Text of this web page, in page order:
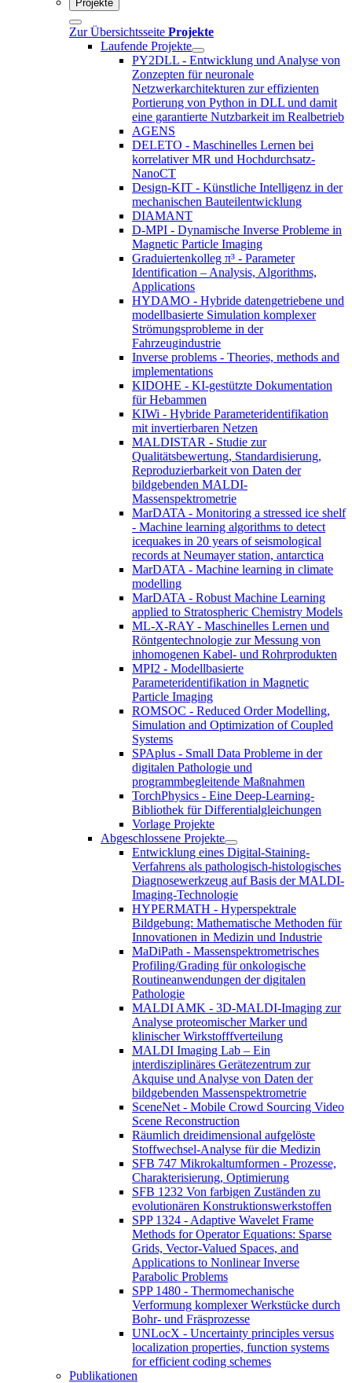
Projekte
Zur Übersichtsseite Projekte
Laufende Projekte
PY2DLL - Entwicklung und Analyse von
Zonzepten für neuronale
Netzwerkarchitekturen zur effizienten
Portierung von Python in DLL und damit
eine garantierte Nutzbarkeit im Realbetrieb
AGENS
DELETO - Maschinelles Lernen bei
korrelativer MR und Hochdurchsatz-
NanoCT
Design-KIT - Künstliche Intelligenz in der
mechanischen Bauteilentwicklung
DIAMANT
D-MPI - Dynamische Inverse Probleme in
Magnetic Particle Imaging
Graduiertenkolleg π³ - Parameter
Identification – Analysis, Algorithms,
Applications
HYDAMO - Hybride datengetriebene und
modellbasierte Simulation komplexer
Strömungsprobleme in der
Fahrzeugindustrie
Inverse problems - Theories, methods and
implementations
KIDOHE - KI-gestützte Dokumentation
für Hebammen
KIWi - Hybride Parameteridentifikation
mit invertierbaren Netzen
MALDISTAR - Studie zur
Qualitätsbewertung, Standardisierung,
Reproduzierbarkeit von Daten der
bildgebenden MALDI-
Massenspektrometrie
MarDATA - Monitoring a stressed ice shelf
- Machine learning algorithms to detect
icequakes in 20 years of seismological
records at Neumayer station, antarctica
MarDATA - Machine learning in climate
modelling
MarDATA - Robust Machine Learning
applied to Stratospheric Chemistry Models
ML-X-RAY - Maschinelles Lernen und
Röntgentechnologie zur Messung von
inhomogenen Kabel- und Rohrprodukten
MPI2 - Modellbasierte
Parameteridentifikation in Magnetic
Particle Imaging
ROMSOC - Reduced Order Modelling,
Simulation and Optimization of Coupled
Systems
SPAplus - Small Data Probleme in der
digitalen Pathologie und
programmbegleitende Maßnahmen
TorchPhysics - Eine Deep-Learning-
Bibliothek für Differentialgleichungen
Vorlage Projekte
Abgeschlossene Projekte
Entwicklung eines Digital-Staining-
Verfahrens als pathologisch-histologisches
Diagnosewerkzeug auf Basis der MALDI-
Imaging-Technologie
HYPERMATH - Hyperspektrale
Bildgebung: Mathematische Methoden für
Innovationen in Medizin und Industrie
MaDiPath - Massenspektrometrisches
Profiling/Grading für onkologische
Routineanwendungen der digitalen
Pathologie
MALDI AMK - 3D-MALDI-Imaging zur
Analyse proteomischer Marker und
klinischer Wirkstofffverteilung
MALDI Imaging Lab – Ein
interdisziplinäres Gerätezentrum zur
Akquise und Analyse von Daten der
bildgebenden Massenspektrometrie
SceneNet - Mobile Crowd Sourcing Video
Scene Reconstruction
Räumlich dreidimensional aufgelöste
Stoffwechsel-Analyse für die Medizin
SFB 747 Mikrokaltumformen - Prozesse,
Charakterisierung, Optimierung
SFB 1232 Von farbigen Zuständen zu
evolutionären Konstruktionswerkstoffen
SPP 1324 - Adaptive Wavelet Frame
Methods for Operator Equations: Sparse
Grids, Vector-Valued Spaces, and
Applications to Nonlinear Inverse
Parabolic Problems
SPP 1480 - Thermomechanische
Verformung komplexer Werkstücke durch
Bohr- und Fräsprozesse
UNLocX - Uncertainty principles versus
localization properties, function systems
for efficient coding schemes
Publikationen